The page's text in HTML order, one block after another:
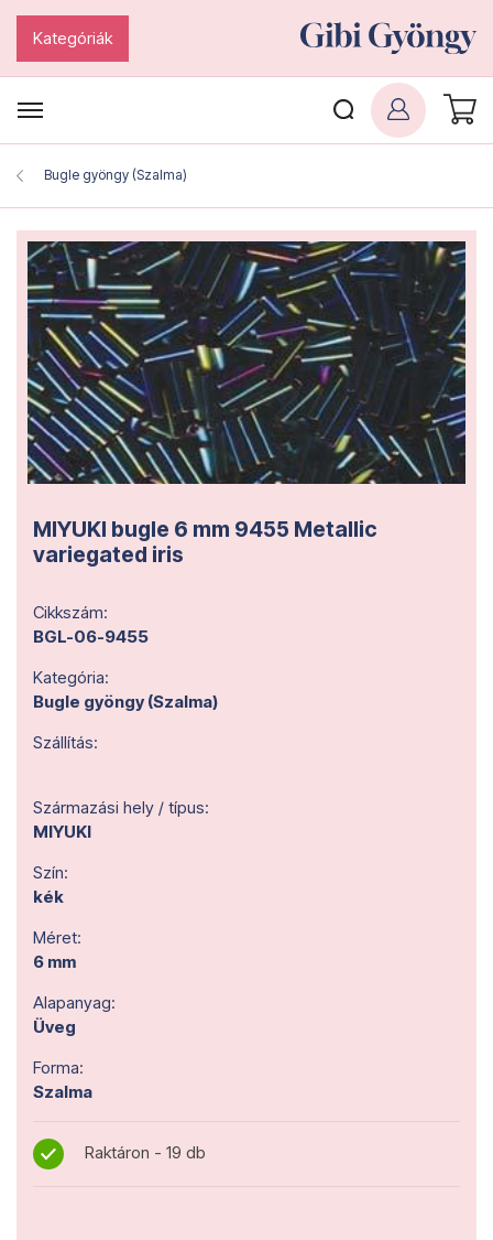
Kategóriák
Bugle gyöngy (Szalma)
MIYUKI bugle 6 mm 9455 Metallic
variegated iris
Cikkszám:
BGL-06-9455
Kategória:
Bugle gyöngy (Szalma)
Szállítás:
Származási hely / típus:
MIYUKI
Szín:
kék
Méret:
6 mm
Alapanyag:
Üveg
Forma:
Szalma
Raktáron - 19 db